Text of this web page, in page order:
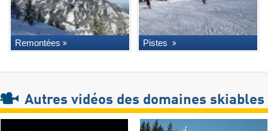
Remontées Pistes
Autres vidéos des domaines skiables